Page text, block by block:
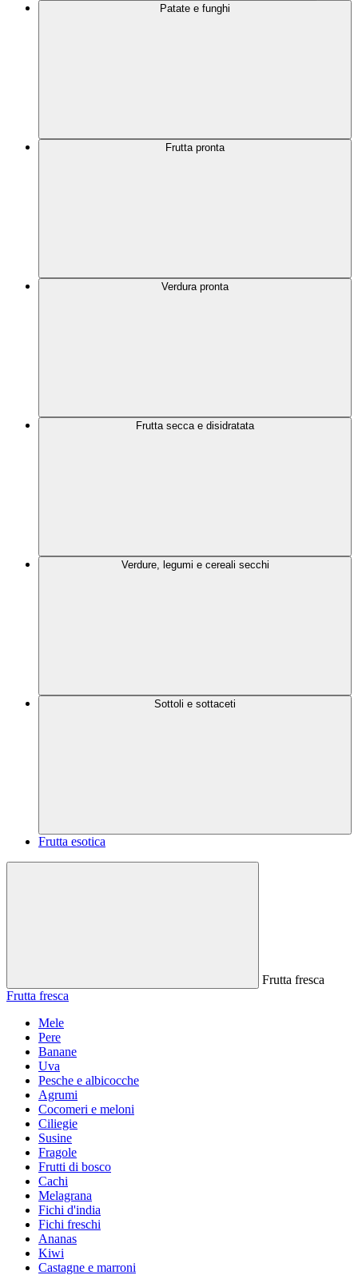
Patate e funghi
Frutta pronta
Verdura pronta
Frutta secca e disidratata
Verdure, legumi e cereali secchi
Sottoli e sottaceti
Frutta esotica
Frutta fresca
Frutta fresca
Mele
Pere
Banane
Uva
Pesche e albicocche
Agrumi
Cocomeri e meloni
Ciliegie
Susine
Fragole
Frutti di bosco
Cachi
Melagrana
Fichi d'india
Fichi freschi
Ananas
Kiwi
Castagne e marroni